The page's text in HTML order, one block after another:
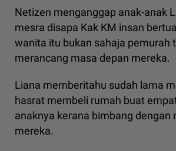
Netizen menganggap anak-anak
mesra disapa Kak KM insan
wanita itu bukan sahaja pemurah
merancang masa depan mereka.
Liana memberitahu sudah lama
hasrat membeli rumah buat
anaknya kerana bimbang dengan
mereka.